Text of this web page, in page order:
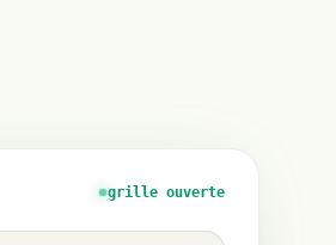
grille ouverte